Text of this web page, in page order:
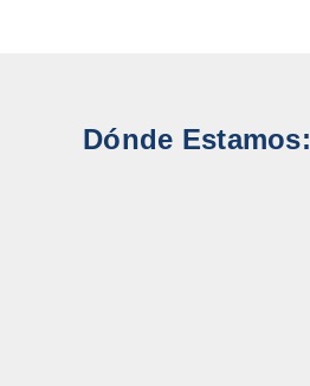
Dónde Estamos: